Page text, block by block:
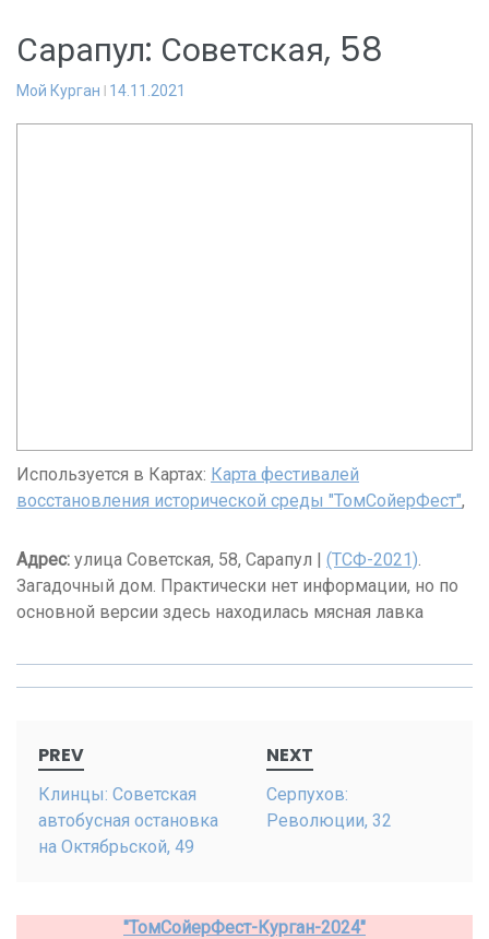
Сарапул: Советская, 58
Мой Курган 14.11.2021
Используется в Картах: Карта фестивалей
восстановления исторической среды "ТомСойерФест",
Адрес: улица Советская, 58, Сарапул | (ТСФ-2021).
Загадочный дом. Практически нет информации, но по
основной версии здесь находилась мясная лавка
navigation
PREV
Клинцы: Советская
автобусная остановка
на Октябрьской, 49
NEXT
Серпухов:
Революции, 32
"ТомСойерФест-Курган-2024"